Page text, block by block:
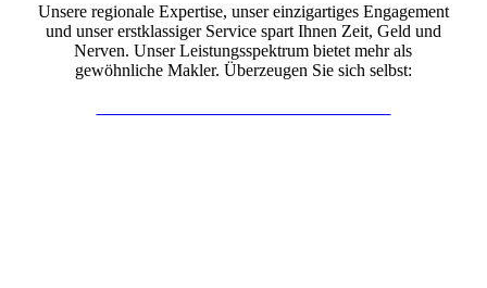
Unsere regionale Expertise, unser einzigartiges Engagement
und unser erstklassiger Service spart Ihnen Zeit, Geld und
Nerven. Unser Leistungsspektrum bietet mehr als
gewöhnliche Makler. Überzeugen Sie sich selbst: